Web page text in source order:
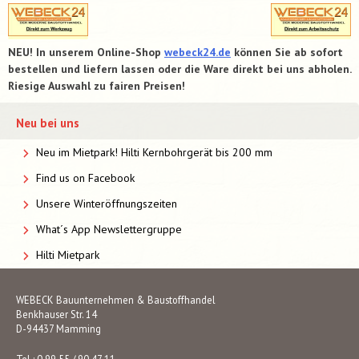
NEU! In unserem Online-Shop webeck24.de können Sie ab sofort
bestellen und liefern lassen oder die Ware direkt bei uns abholen.
Riesige Auswahl zu fairen Preisen!
Neu bei uns
Neu im Mietpark! Hilti Kernbohrgerät bis 200 mm
Find us on Facebook
Unsere Winteröffnungszeiten
What´s App Newslettergruppe
Hilti Mietpark
WEBECK Bauunternehmen & Baustoffhandel
Benkhauser Str. 14
D-94437 Mamming